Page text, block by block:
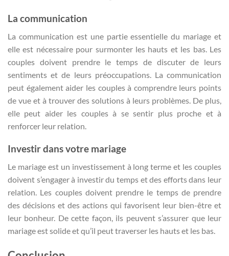
La communication
La communication est une partie essentielle du mariage et
elle est nécessaire pour surmonter les hauts et les bas. Les
couples doivent prendre le temps de discuter de leurs
sentiments et de leurs préoccupations. La communication
peut également aider les couples à comprendre leurs points
de vue et à trouver des solutions à leurs problèmes. De plus,
elle peut aider les couples à se sentir plus proche et à
renforcer leur relation.
Investir dans votre mariage
Le mariage est un investissement à long terme et les couples
doivent s’engager à investir du temps et des efforts dans leur
relation. Les couples doivent prendre le temps de prendre
des décisions et des actions qui favorisent leur bien-être et
leur bonheur. De cette façon, ils peuvent s’assurer que leur
mariage est solide et qu’il peut traverser les hauts et les bas.